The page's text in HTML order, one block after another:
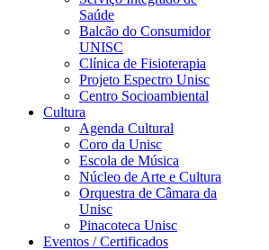
Saúde
Balcão do Consumidor
UNISC
Clínica de Fisioterapia
Projeto Espectro Unisc
Centro Socioambiental
Cultura
Agenda Cultural
Coro da Unisc
Escola de Música
Núcleo de Arte e Cultura
Orquestra de Câmara da
Unisc
Pinacoteca Unisc
Eventos / Certificados